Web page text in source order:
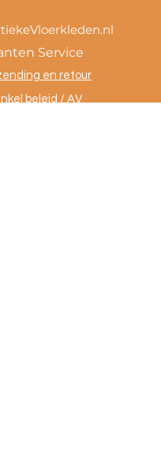
Service
en retour
beleid / AV